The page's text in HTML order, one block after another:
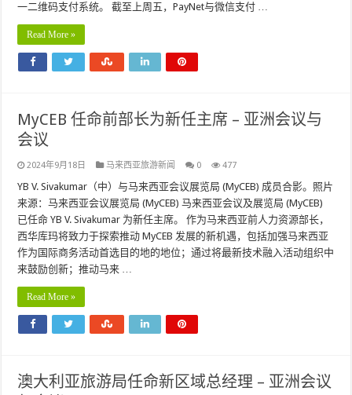
一二维码支付系统。 截至上周五，PayNet与微信支付 …
Read More »
MyCEB 任命前部长为新任主席 – 亚洲会议与
会议
2024年9月18日 马来西亚旅游新闻 0 477
YB V. Sivakumar（中）与马来西亚会议展览局 (MyCEB) 成员合影。照片
来源：马来西亚会议展览局 (MyCEB) 马来西亚会议及展览局 (MyCEB)
已任命 YB V. Sivakumar 为新任主席。 作为马来西亚前人力资源部长，
西华库玛将致力于探索推动 MyCEB 发展的新机遇，包括加强马来西亚
作为国际商务活动首选目的地的地位；通过将最新技术融入活动组织中
来鼓励创新；推动马来 …
Read More »
澳大利亚旅游局任命新区域总经理 – 亚洲会议